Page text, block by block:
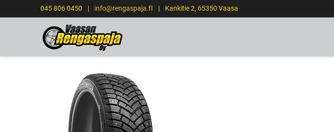
045 806 0450 | info@rengaspaja.fI | Kankitie 2, 65350 Vaasa